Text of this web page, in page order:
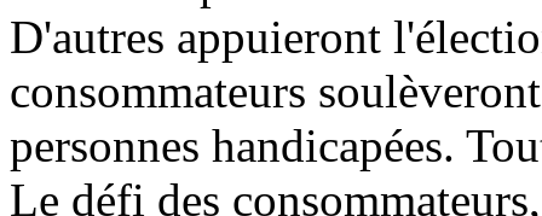
D'autres appuieront
consommateurs
personnes handicapées.
Le défi des